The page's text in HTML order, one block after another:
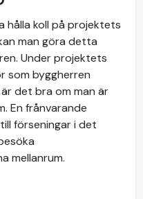
hålla koll på projektets
man göra detta
Under projektets
som byggherren
det bra om man är
En frånvarande
förseningar i det
mellanrum.